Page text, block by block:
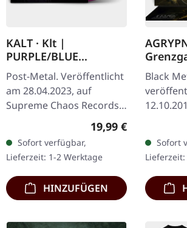
KALT · Klt |
PURPLE/BLUE
SPLATTER LP
Post-Metal. Veröffentlicht
am 28.04.2023, auf
Supreme Chaos Records.
SCR-Exklusives Splatter-
Vinyl auf transparent lila
Vinyl mit blauen Splattern,
…
Regulärer Preis:
19,99 €
Sofort verfügbar,
Lieferzeit: 1-2 Werktage
HINZUFÜGEN
4LP
Black
Chaos
noble
Sofort